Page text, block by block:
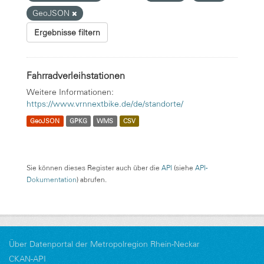
GeoJSON
Ergebnisse filtern
Fahrradverleihstationen
Weitere Informationen:
https://www.vrnnextbike.de/de/standorte/
GeoJSON GPKG WMS CSV
Sie können dieses Register auch über die API (siehe API-
Dokumentation) abrufen.
Über Datenportal der Metropolregion Rhein-Neckar
CKAN-API